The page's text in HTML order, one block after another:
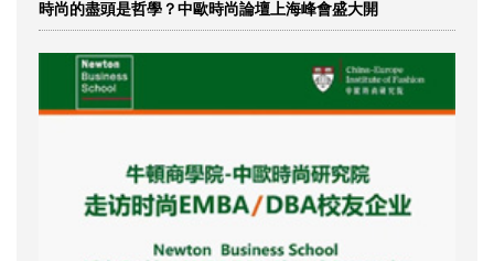
時尚的盡頭是哲學？中歐時尚論壇上海峰會盛大開